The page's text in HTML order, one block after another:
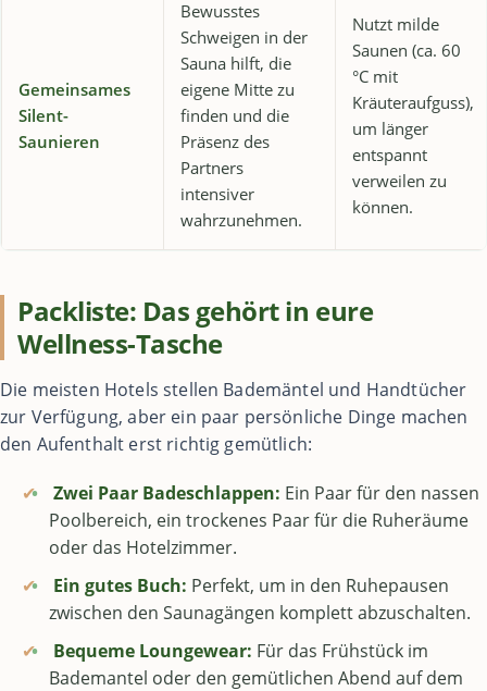
Gemeinsames
Silent-
Saunieren
Bewusstes
Schweigen in der
Sauna hilft, die
eigene Mitte zu
finden und die
Präsenz des
Partners
intensiver
wahrzunehmen.
Nutzt milde
Saunen (ca. 60
°C mit
Kräuteraufguss),
um länger
entspannt
verweilen zu
können.
Packliste: Das gehört in eure
Wellness-Tasche
Die meisten Hotels stellen Bademäntel und Handtücher
zur Verfügung, aber ein paar persönliche Dinge machen
den Aufenthalt erst richtig gemütlich:
✔ Zwei Paar Badeschlappen: Ein Paar für den nassen
Poolbereich, ein trockenes Paar für die Ruheräume
oder das Hotelzimmer.
✔
Ein gutes Buch: Perfekt, um in den Ruhepausen
zwischen den Saunagängen komplett abzuschalten.
✔
Bequeme Loungewear: Für das Frühstück im
Bademantel oder den gemütlichen Abend auf dem